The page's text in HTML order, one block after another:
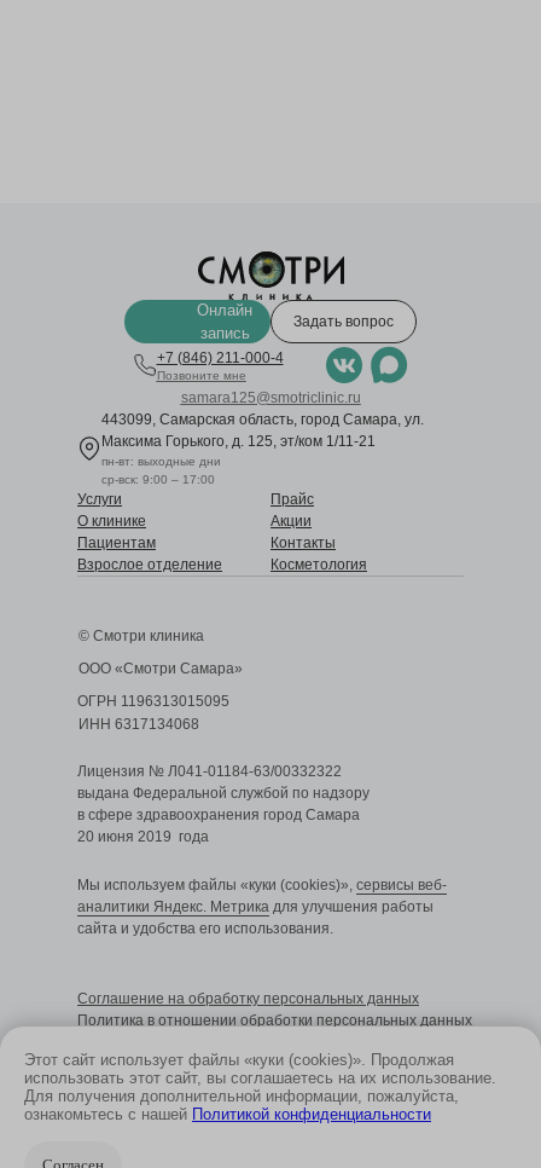
Онлайн
запись
Задать вопрос
+7 (846) 211-000-4
Позвоните мне
samara125@smotriclinic.ru
443099, Самарская область, город Самара, ул.
Максима Горького, д. 125, эт/ком 1/11-21
пн-вт: выходные дни
ср-вск: 9:00 – 17:00
Услуги
Прайс
О клинике
Акции
Пациентам
Контакты
Взрослое отделение
Косметология
Размещенные на сайте данные не являются
публичной офертой и носят информационный
Лицензия № Л041-01184-63/00332322
выдана Федеральной службой по надзору
в сфере здравоохранения город Самара
20 июня 2019 года
ООО «Смотри Самара»
© Смотри клиника
ОГРН 1196313015095
ИНН 6317134068
Cоглашение на обработку персональных данных
Политика в отношении обработки персональных данных
Мы используем файлы «куки (cookies)», сервисы веб-
аналитики Яндекс. Метрика для улучшения работы
сайта и удобства его использования.
Этот сайт использует файлы «куки (cookies)». Продолжая
использовать этот сайт, вы соглашаетесь на их использование.
Для получения дополнительной информации, пожалуйста,
ознакомьтесь с нашей Политикой конфиденциальности